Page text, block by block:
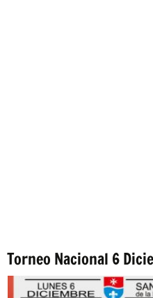
Torneo Nacional 6